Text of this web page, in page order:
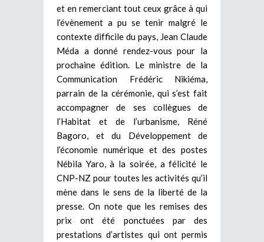
et en remerciant tout ceux grâce à qui
l’évènement a pu se tenir malgré le
contexte difficile du pays, Jean Claude
Méda a donné rendez-vous pour la
prochaine édition. Le ministre de la
Communication Frédéric Nikiéma,
parrain de la cérémonie, qui s’est fait
accompagner de ses collègues de
l’Habitat et de l’urbanisme, Réné
Bagoro, et du Développement de
l’économie numérique et des postes
Nébila Yaro, à la soirée, a félicité le
CNP-NZ pour toutes les activités qu’il
mène dans le sens de la liberté de la
presse. On note que les remises des
prix ont été ponctuées par des
prestations d’artistes qui ont permis